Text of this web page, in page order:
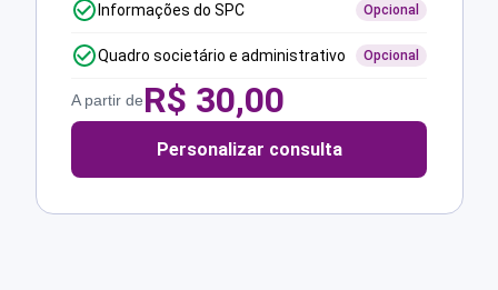
Informações do SPC Opcional
Quadro societário e administrativo Opcional
A partir deR$ 30,00
Personalizar consulta